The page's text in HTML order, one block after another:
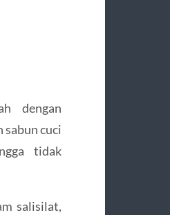
dengan
sabun cuci
tidak
salisilat,